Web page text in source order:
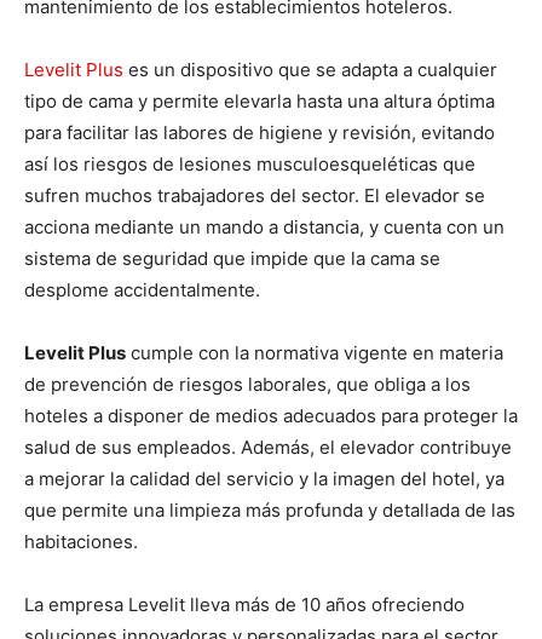
mantenimiento de los establecimientos hoteleros.
Levelit Plus es un dispositivo que se adapta a cualquier
tipo de cama y permite elevarla hasta una altura óptima
para facilitar las labores de higiene y revisión, evitando
así los riesgos de lesiones musculoesqueléticas que
sufren muchos trabajadores del sector. El elevador se
acciona mediante un mando a distancia, y cuenta con un
sistema de seguridad que impide que la cama se
desplome accidentalmente.
Levelit Plus cumple con la normativa vigente en materia
de prevención de riesgos laborales, que obliga a los
hoteles a disponer de medios adecuados para proteger la
salud de sus empleados. Además, el elevador contribuye
a mejorar la calidad del servicio y la imagen del hotel, ya
que permite una limpieza más profunda y detallada de las
habitaciones.
La empresa Levelit lleva más de 10 años ofreciendo